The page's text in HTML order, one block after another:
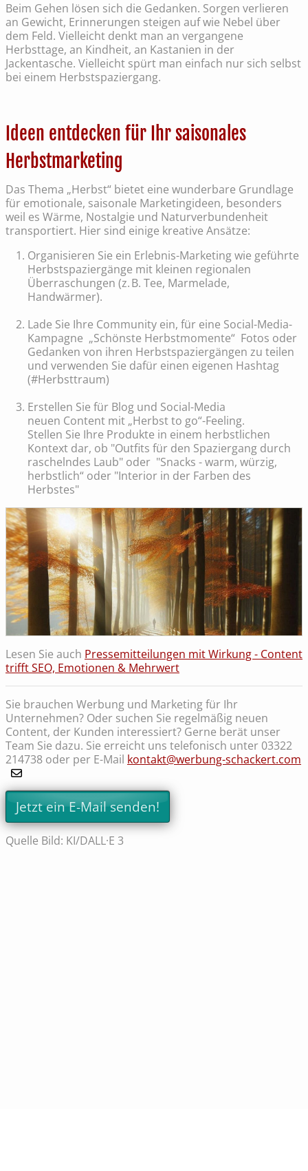
Beim Gehen lösen sich die Gedanken. Sorgen verlieren
an Gewicht, Erinnerungen steigen auf wie Nebel über
dem Feld. Vielleicht denkt man an vergangene
Herbsttage, an Kindheit, an Kastanien in der
Jackentasche. Vielleicht spürt man einfach nur sich selbst
bei einem Herbstspaziergang.
Ideen entdecken für Ihr saisonales
Herbstmarketing
Das Thema „Herbst“ bietet eine wunderbare Grundlage
für emotionale, saisonale Marketingideen, besonders
weil es Wärme, Nostalgie und Naturverbundenheit
transportiert. Hier sind einige kreative Ansätze:
Organisieren Sie ein Erlebnis-Marketing wie geführte
Herbstspaziergänge mit kleinen regionalen
Überraschungen (z. B. Tee, Marmelade,
Handwärmer).
Lade Sie Ihre Community ein, für eine Social-Media-
Kampagne „Schönste Herbstmomente“ Fotos oder
Gedanken von ihren Herbstspaziergängen zu teilen
und verwenden Sie dafür einen eigenen Hashtag
(#Herbsttraum)
Erstellen Sie für Blog und Social-Media
neuen Content mit „Herbst to go“-Feeling.
Stellen Sie Ihre Produkte in einem herbstlichen
Kontext dar, ob "Outfits für den Spaziergang durch
raschelndes Laub" oder "Snacks - warm, würzig,
herbstlich“ oder "Interior in der Farben des
Herbstes"
Lesen Sie auch Pressemitteilungen mit Wirkung - Content
trifft SEO, Emotionen & Mehrwert
Sie brauchen Werbung und Marketing für Ihr
Unternehmen? Oder suchen Sie regelmäßig neuen
Content, der Kunden interessiert? Gerne berät unser
Team Sie dazu. Sie erreicht uns telefonisch unter 03322
214738 oder per E-Mail kontakt@werbung-schackert.com
Jetzt ein E-Mail senden!
Quelle Bild: KI/DALL·E 3